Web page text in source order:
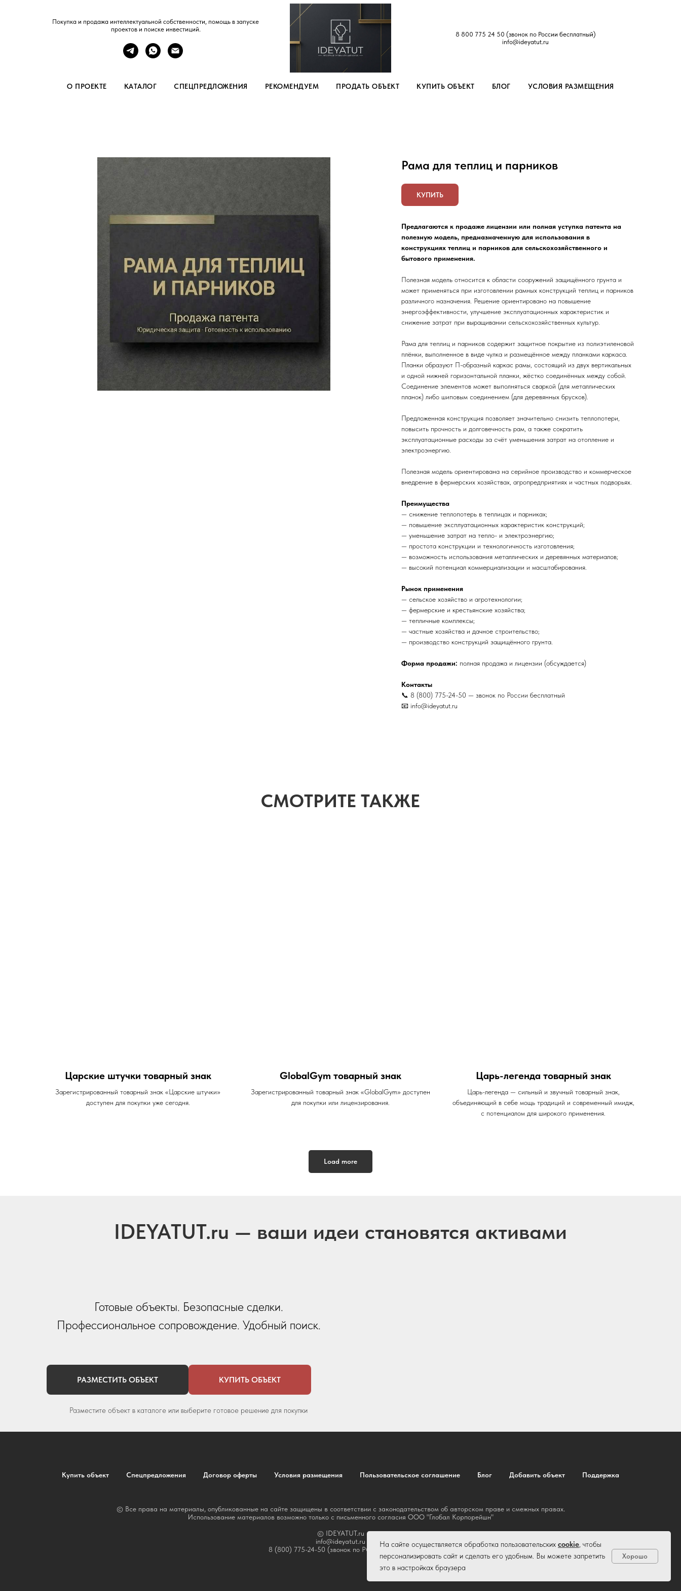
Покупка и продажа интеллектуальной собственности, помощь в запуске
проектов и поиске инвестиций.
8 800 775 24 50 (звонок по России бесплатный)
info@ideyatut.ru
О ПРОЕКТЕ КАТАЛОГ СПЕЦПРЕДЛОЖЕНИЯ РЕКОМЕНДУЕМ ПРОДАТЬ ОБЪЕКТ КУПИТЬ ОБЪЕКТ БЛОГ УСЛОВИЯ РАЗМЕЩЕНИЯ
Рама для теплиц и парников
КУПИТЬ
Предлагаются к продаже лицензии или полная уступка патента на
полезную модель, предназначенную для использования в
конструкциях теплиц и парников для сельскохозяйственного и
бытового применения.
Полезная модель относится к области сооружений защищённого грунта и
может применяться при изготовлении рамных конструкций теплиц и парников
различного назначения. Решение ориентировано на повышение
энергоэффективности, улучшение эксплуатационных характеристик и
снижение затрат при выращивании сельскохозяйственных культур.
Рама для теплиц и парников содержит защитное покрытие из полиэтиленовой
плёнки, выполненное в виде чулка и размещённое между планками каркаса.
Планки образуют П-образный каркас рамы, состоящий из двух вертикальных
и одной нижней горизонтальной планки, жёстко соединённых между собой.
Соединение элементов может выполняться сваркой (для металлических
планок) либо шиповым соединением (для деревянных брусков).
Предложенная конструкция позволяет значительно снизить теплопотери,
повысить прочность и долговечность рам, а также сократить
эксплуатационные расходы за счёт уменьшения затрат на отопление и
электроэнергию.
Полезная модель ориентирована на серийное производство и коммерческое
внедрение в фермерских хозяйствах, агропредприятиях и частных подворьях.
Преимущества
— снижение теплопотерь в теплицах и парниках;
— повышение эксплуатационных характеристик конструкций;
— уменьшение затрат на тепло- и электроэнергию;
— простота конструкции и технологичность изготовления;
— возможность использования металлических и деревянных материалов;
— высокий потенциал коммерциализации и масштабирования.
Рынок применения
— сельское хозяйство и агротехнологии;
— фермерские и крестьянские хозяйства;
— тепличные комплексы;
— частные хозяйства и дачное строительство;
— производство конструкций защищённого грунта.
Форма продажи: полная продажа и лицензии (обсуждается)
Контакты
📞 8 (800) 775-24-50 — звонок по России бесплатный
📧 info@ideyatut.ru
СМОТРИТЕ ТАКЖЕ
Царские штучки товарный знак
Зарегистрированный товарный знак «Царские штучки»
доступен для покупки уже сегодня.
GlobalGym товарный знак
Зарегистрированный товарный знак «GlobalGym» доступен
для покупки или лицензирования.
Царь-легенда товарный знак
Царь-легенда — сильный и звучный товарный знак,
объединяющий в себе мощь традиций и современный имидж,
с потенциалом для широкого применения.
Load more
IDEYATUT.ru — ваши идеи становятся активами
Готовые объекты. Безопасные сделки.
Профессиональное сопровождение. Удобный поиск.
РАЗМЕСТИТЬ ОБЪЕКТ КУПИТЬ ОБЪЕКТ
Разместите объект в каталоге или выберите готовое решение для покупки
На сайте осуществляется обработка пользовательских cookie, чтобы
персонализировать сайт и сделать его удобным. Вы можете запретить
это в настройках браузера
Хорошо
Купить объект Спецпредложения Договор оферты Условия размещения Пользовательское соглашение Блог Добавить объект Поддержка
© Все права на материалы, опубликованные на сайте защищены в соответствии с законодательством об авторском праве и смежных правах.
Использование материалов возможно только с письменного согласия ООО "Глобал Корпорейшн"
© IDEYATUT.ru
info@ideyatut.ru
8 (800) 775-24-50 (звонок по РФ бесплатный)